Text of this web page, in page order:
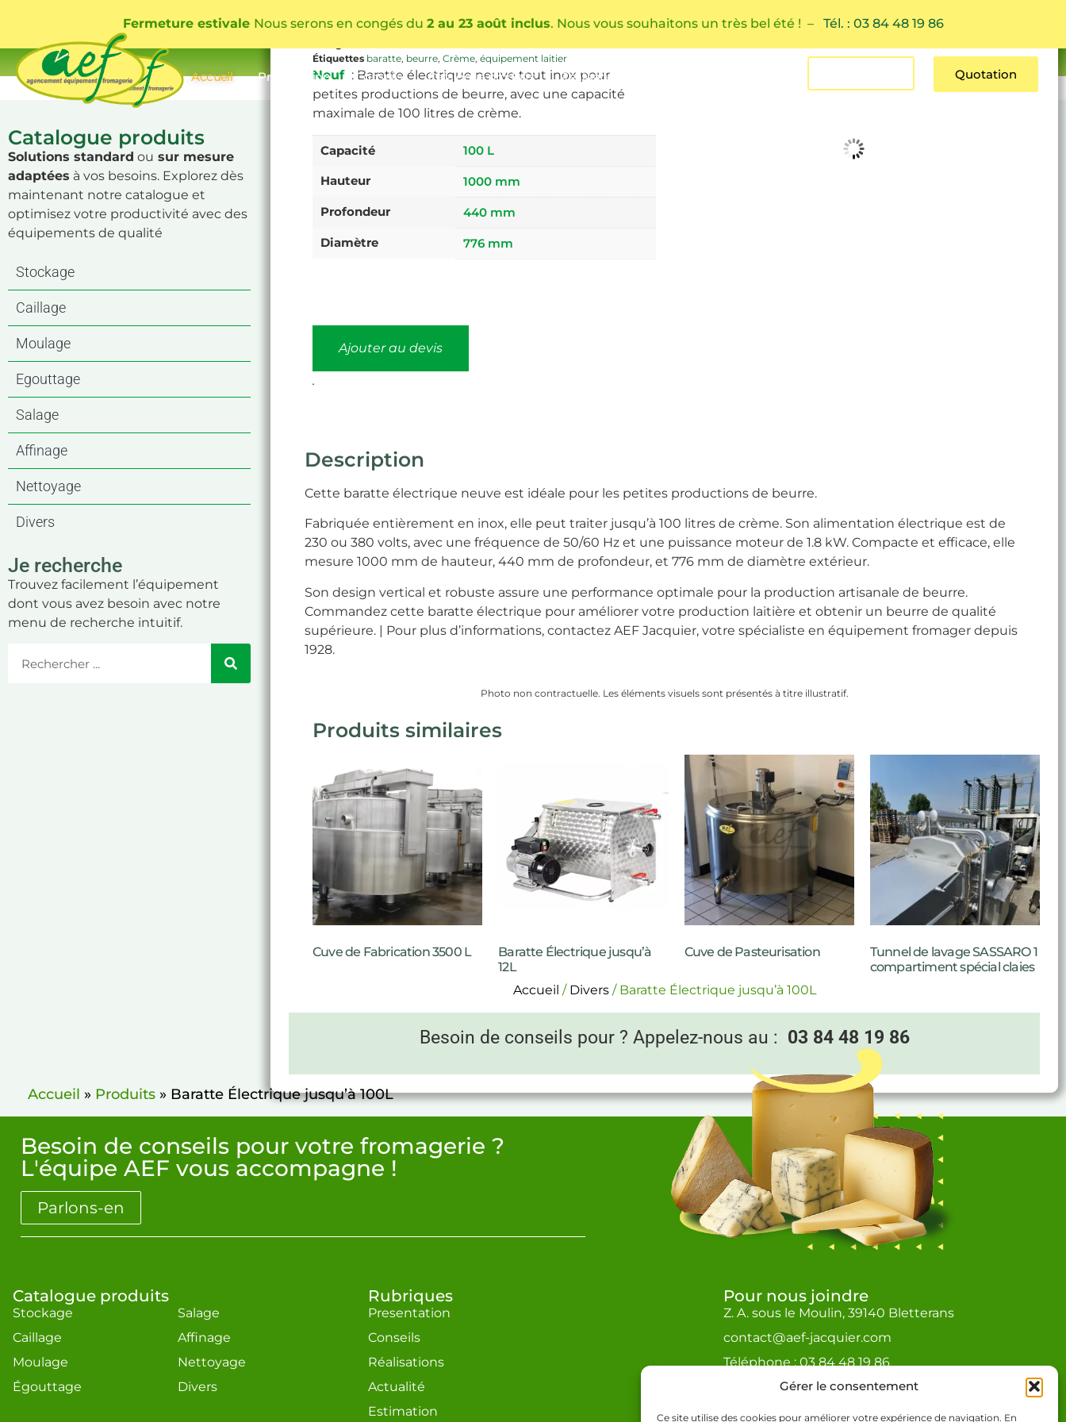
Gérer le consentement
Ce site utilise des cookies pour améliorer votre expérience de navigation. En
Fermeture estivale Nous serons en congés du 2 au 23 août inclus. Nous vous souhaitons un très bel été ! – Tél. : 03 84 48 19 86
Accueil Présentation Conseils Catalogue produits Réalisations Quotation
Catalogue produits
Solutions standard ou sur mesure
adaptées à vos besoins. Explorez dès
maintenant notre catalogue et
optimisez votre productivité avec des
équipements de qualité
Stockage
Caillage
Moulage
Egouttage
Salage
Affinage
Nettoyage
Divers
Je recherche
Trouvez facilement l’équipement
dont vous avez besoin avec notre
menu de recherche intuitif.
UGS BAR-ELEC-100
Étiquettes baratte, beurre, Crème, équipement laitier
Neuf : Baratte électrique neuve tout inox pour
petites productions de beurre, avec une capacité
maximale de 100 litres de crème.
Capacité
100 L
Hauteur
1000 mm
Profondeur
440 mm
Diamètre
776 mm
Ajouter au devis
.
Description
Cette baratte électrique neuve est idéale pour les petites productions de beurre.
Fabriquée entièrement en inox, elle peut traiter jusqu’à 100 litres de crème. Son alimentation électrique est de
230 ou 380 volts, avec une fréquence de 50/60 Hz et une puissance moteur de 1.8 kW. Compacte et efficace, elle
mesure 1000 mm de hauteur, 440 mm de profondeur, et 776 mm de diamètre extérieur.
Son design vertical et robuste assure une performance optimale pour la production artisanale de beurre.
Commandez cette baratte électrique pour améliorer votre production laitière et obtenir un beurre de qualité
supérieure. | Pour plus d’informations, contactez AEF Jacquier, votre spécialiste en équipement fromager depuis
1928.
Photo non contractuelle. Les éléments visuels sont présentés à titre illustratif.
Produits similaires
Cuve de Fabrication 3500 L
Baratte Électrique jusqu’à
12L
Cuve de Pasteurisation
Tunnel de lavage SASSARO 1
compartiment spécial claies
Accueil / Divers/ Baratte Électrique jusqu’à 100L
Besoin de conseils pour ? Appelez-nous au : 03 84 48 19 86
Accueil » Produits » Baratte Électrique jusqu’à 100L
Besoin de conseils pour votre fromagerie ?
L'équipe AEF vous accompagne !
Parlons-en
Catalogue produits
Stockage
Caillage
Moulage
Égouttage
Salage
Affinage
Nettoyage
Divers
Rubriques
Presentation
Conseils
Réalisations
Actualité
Estimation
Pour nous joindre
Z. A. sous le Moulin, 39140 Bletterans
contact@aef-jacquier.com
Téléphone : 03 84 48 19 86